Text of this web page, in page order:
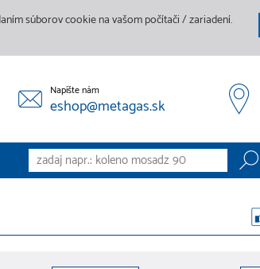
súborov cookie na vašom počítači / zariadení.
Napíšte nám
eshop@metagas.sk